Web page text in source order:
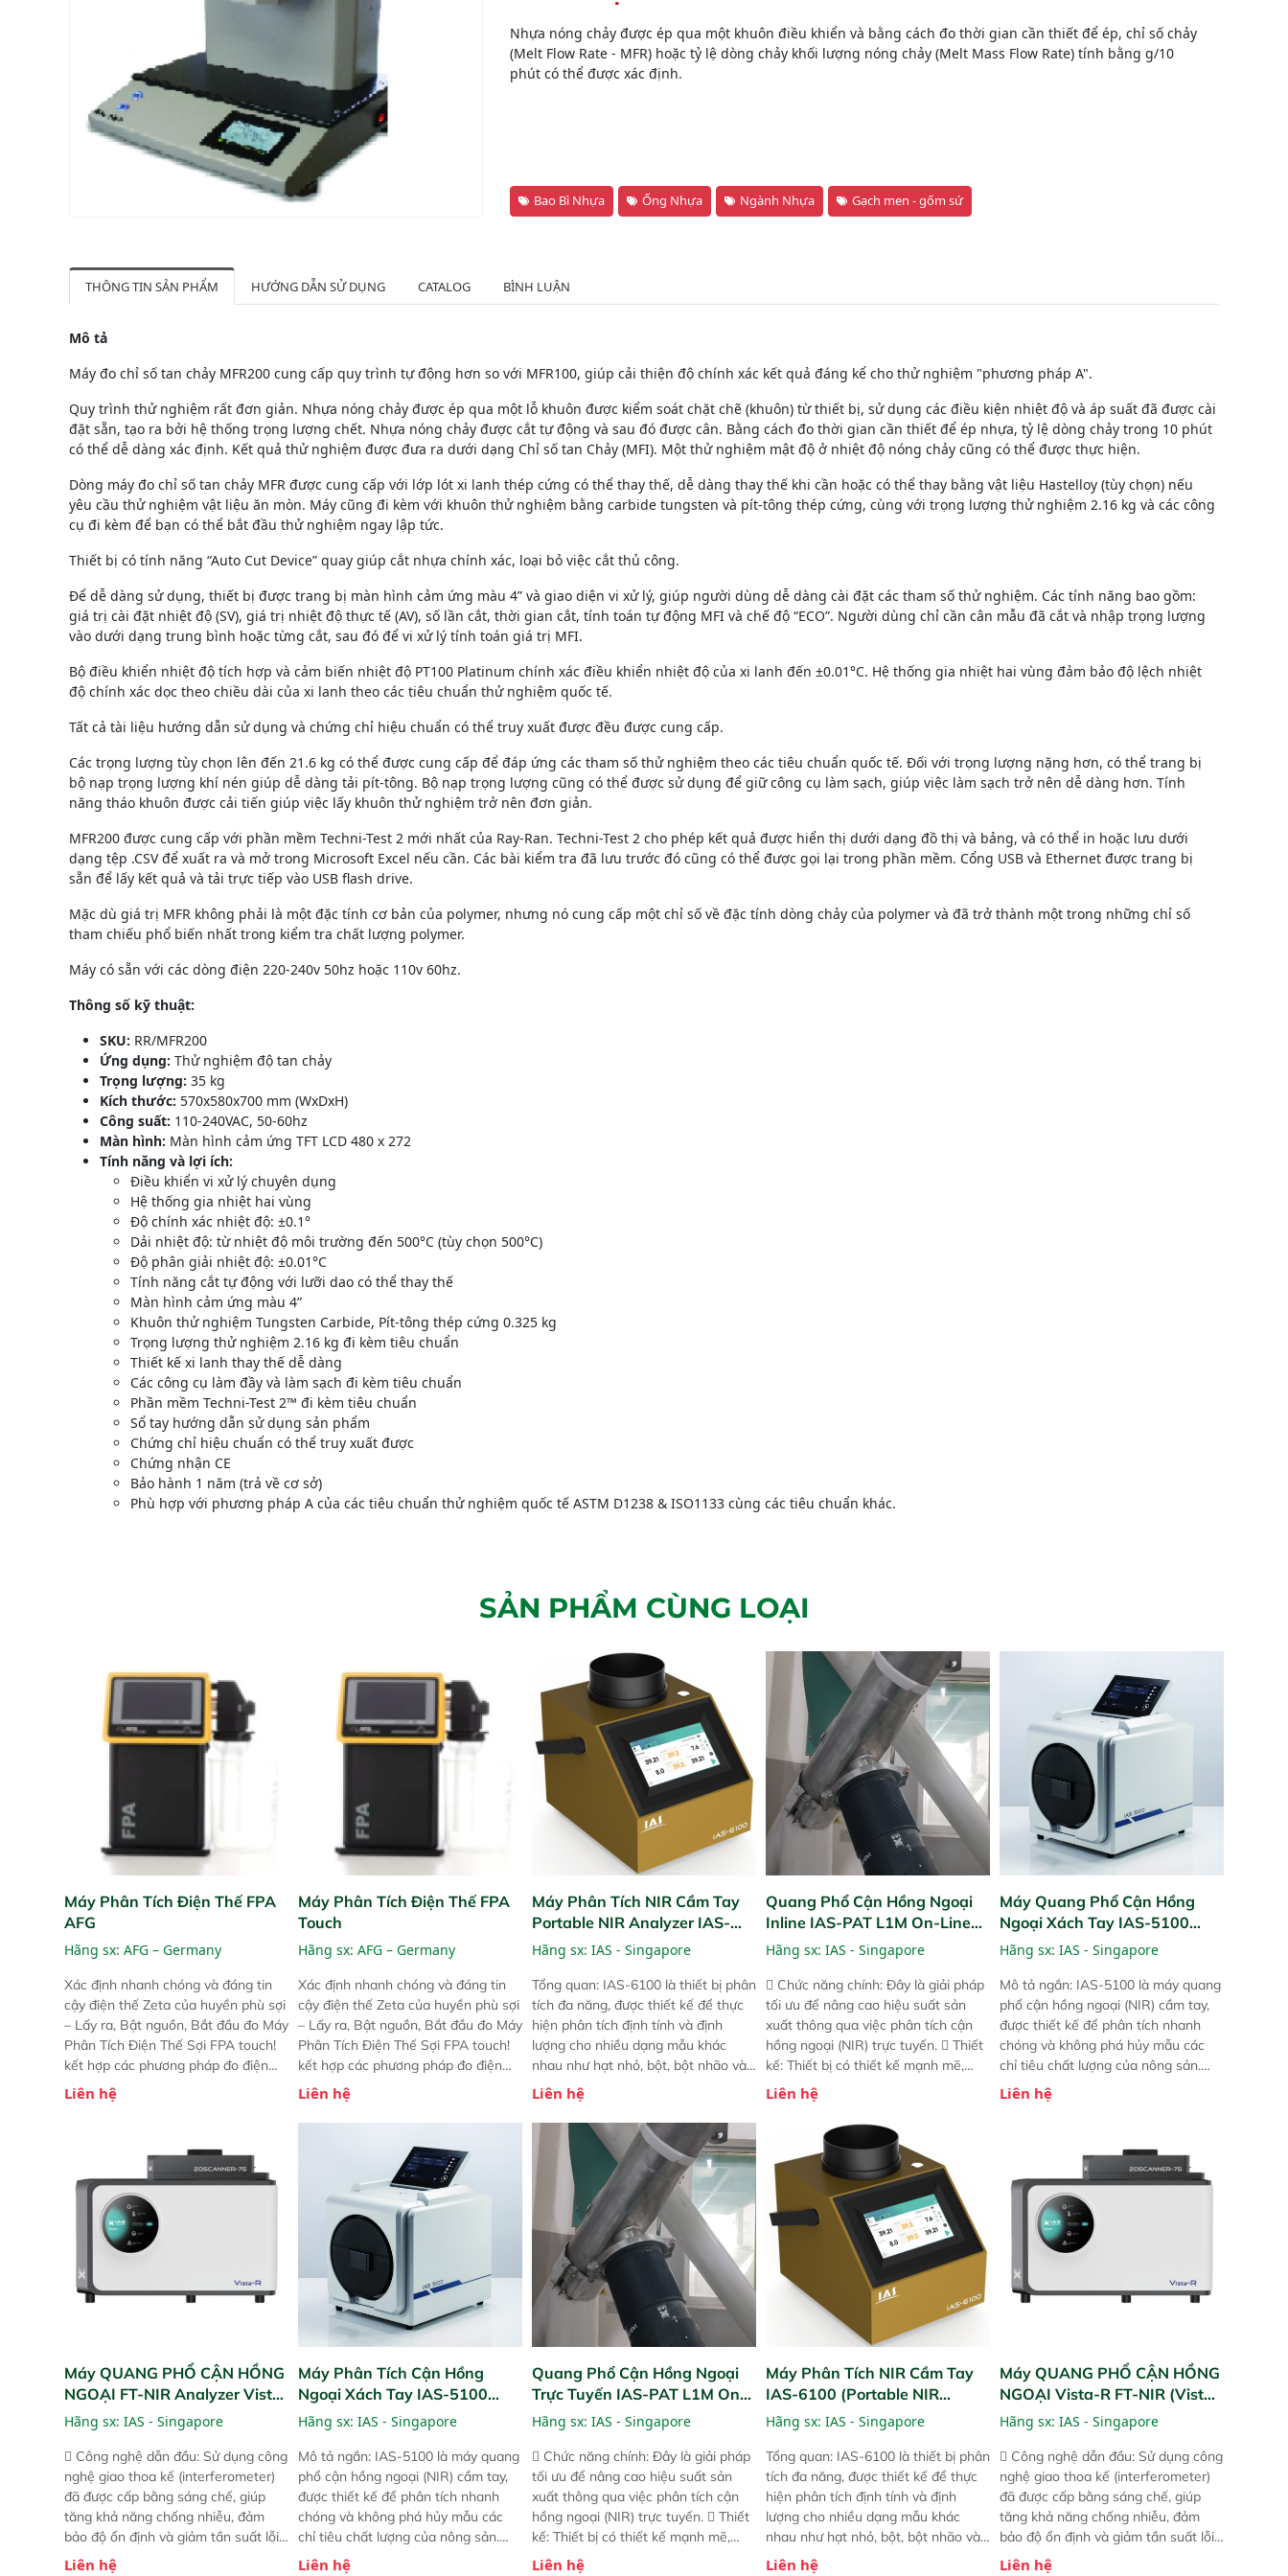
Nhựa nóng chảy được ép qua một khuôn điều khiển và bằng cách đo thời gian cần thiết để ép, chỉ số chảy
(Melt Flow Rate - MFR) hoặc tỷ lệ dòng chảy khối lượng nóng chảy (Melt Mass Flow Rate) tính bằng g/10
phút có thể được xác định.
Bao Bì Nhựa Ống Nhựa Ngành Nhựa Gạch men - gốm sứ
THÔNG TIN SẢN PHẨM HƯỚNG DẪN SỬ DỤNG CATALOG BÌNH LUẬN
Mô tả
Máy đo chỉ số tan chảy MFR200 cung cấp quy trình tự động hơn so với MFR100, giúp cải thiện độ chính xác kết quả đáng kể cho thử nghiệm "phương pháp A".
Quy trình thử nghiệm rất đơn giản. Nhựa nóng chảy được ép qua một lỗ khuôn được kiểm soát chặt chẽ (khuôn) từ thiết bị, sử dụng các điều kiện nhiệt độ và áp suất đã được cài
đặt sẵn, tạo ra bởi hệ thống trọng lượng chết. Nhựa nóng chảy được cắt tự động và sau đó được cân. Bằng cách đo thời gian cần thiết để ép nhựa, tỷ lệ dòng chảy trong 10 phút
có thể dễ dàng xác định. Kết quả thử nghiệm được đưa ra dưới dạng Chỉ số tan Chảy (MFI). Một thử nghiệm mật độ ở nhiệt độ nóng chảy cũng có thể được thực hiện.
Dòng máy đo chỉ số tan chảy MFR được cung cấp với lớp lót xi lanh thép cứng có thể thay thế, dễ dàng thay thế khi cần hoặc có thể thay bằng vật liệu Hastelloy (tùy chọn) nếu
yêu cầu thử nghiệm vật liệu ăn mòn. Máy cũng đi kèm với khuôn thử nghiệm bằng carbide tungsten và pít-tông thép cứng, cùng với trọng lượng thử nghiệm 2.16 kg và các công
cụ đi kèm để bạn có thể bắt đầu thử nghiệm ngay lập tức.
Thiết bị có tính năng “Auto Cut Device” quay giúp cắt nhựa chính xác, loại bỏ việc cắt thủ công.
Để dễ dàng sử dụng, thiết bị được trang bị màn hình cảm ứng màu 4” và giao diện vi xử lý, giúp người dùng dễ dàng cài đặt các tham số thử nghiệm. Các tính năng bao gồm:
giá trị cài đặt nhiệt độ (SV), giá trị nhiệt độ thực tế (AV), số lần cắt, thời gian cắt, tính toán tự động MFI và chế độ “ECO”. Người dùng chỉ cần cân mẫu đã cắt và nhập trọng lượng
vào dưới dạng trung bình hoặc từng cắt, sau đó để vi xử lý tính toán giá trị MFI.
Bộ điều khiển nhiệt độ tích hợp và cảm biến nhiệt độ PT100 Platinum chính xác điều khiển nhiệt độ của xi lanh đến ±0.01°C. Hệ thống gia nhiệt hai vùng đảm bảo độ lệch nhiệt
độ chính xác dọc theo chiều dài của xi lanh theo các tiêu chuẩn thử nghiệm quốc tế.
Tất cả tài liệu hướng dẫn sử dụng và chứng chỉ hiệu chuẩn có thể truy xuất được đều được cung cấp.
Các trọng lượng tùy chọn lên đến 21.6 kg có thể được cung cấp để đáp ứng các tham số thử nghiệm theo các tiêu chuẩn quốc tế. Đối với trọng lượng nặng hơn, có thể trang bị
bộ nạp trọng lượng khí nén giúp dễ dàng tải pít-tông. Bộ nạp trọng lượng cũng có thể được sử dụng để giữ công cụ làm sạch, giúp việc làm sạch trở nên dễ dàng hơn. Tính
năng tháo khuôn được cải tiến giúp việc lấy khuôn thử nghiệm trở nên đơn giản.
MFR200 được cung cấp với phần mềm Techni-Test 2 mới nhất của Ray-Ran. Techni-Test 2 cho phép kết quả được hiển thị dưới dạng đồ thị và bảng, và có thể in hoặc lưu dưới
dạng tệp .CSV để xuất ra và mở trong Microsoft Excel nếu cần. Các bài kiểm tra đã lưu trước đó cũng có thể được gọi lại trong phần mềm. Cổng USB và Ethernet được trang bị
sẵn để lấy kết quả và tải trực tiếp vào USB flash drive.
Mặc dù giá trị MFR không phải là một đặc tính cơ bản của polymer, nhưng nó cung cấp một chỉ số về đặc tính dòng chảy của polymer và đã trở thành một trong những chỉ số
tham chiếu phổ biến nhất trong kiểm tra chất lượng polymer.
Máy có sẵn với các dòng điện 220-240v 50hz hoặc 110v 60hz.
Thông số kỹ thuật:
SKU: RR/MFR200
Ứng dụng: Thử nghiệm độ tan chảy
Trọng lượng: 35 kg
Kích thước: 570x580x700 mm (WxDxH)
Công suất: 110-240VAC, 50-60hz
Màn hình: Màn hình cảm ứng TFT LCD 480 x 272
Tính năng và lợi ích:
Điều khiển vi xử lý chuyên dụng
Hệ thống gia nhiệt hai vùng
Độ chính xác nhiệt độ: ±0.1°
Dải nhiệt độ: từ nhiệt độ môi trường đến 500°C (tùy chọn 500°C)
Độ phân giải nhiệt độ: ±0.01°C
Tính năng cắt tự động với lưỡi dao có thể thay thế
Màn hình cảm ứng màu 4”
Khuôn thử nghiệm Tungsten Carbide, Pít-tông thép cứng 0.325 kg
Trọng lượng thử nghiệm 2.16 kg đi kèm tiêu chuẩn
Thiết kế xi lanh thay thế dễ dàng
Các công cụ làm đầy và làm sạch đi kèm tiêu chuẩn
Phần mềm Techni-Test 2™ đi kèm tiêu chuẩn
Sổ tay hướng dẫn sử dụng sản phẩm
Chứng chỉ hiệu chuẩn có thể truy xuất được
Chứng nhận CE
Bảo hành 1 năm (trả về cơ sở)
Phù hợp với phương pháp A của các tiêu chuẩn thử nghiệm quốc tế ASTM D1238 & ISO1133 cùng các tiêu chuẩn khác.
SẢN PHẨM CÙNG LOẠI
Máy Phân Tích Điện Thế FPA
AFG
Hãng sx: AFG – Germany
Xác định nhanh chóng và đáng tin
cậy điện thế Zeta của huyền phù sợi
– Lấy ra, Bật nguồn, Bắt đầu đo Máy
Phân Tích Điện Thế Sợi FPA touch!
kết hợp các phương pháp đo điện
thế Zeta đã được chứng minh với sự
đơn giản tuyệt vời trong thao tác và
trước đó. Nhưng so với các phiên
bản trước, FPA touch! nhỏ hơn và
nhẹ hơn đáng kể, đồng thời được
nâng cấp với các tính năng mới.
Liên hệ
Máy Phân Tích Điện Thế FPA
Touch
Hãng sx: AFG – Germany
Xác định nhanh chóng và đáng tin
cậy điện thế Zeta của huyền phù sợi
– Lấy ra, Bật nguồn, Bắt đầu đo Máy
Phân Tích Điện Thế Sợi FPA touch!
kết hợp các phương pháp đo điện
thế Zeta đã được chứng minh với sự
đơn giản tuyệt vời trong thao tác và
vận hành của các phiên bản FPA
trước đó. Nhưng so với các phiên
bản trước, FPA touch! nhỏ hơn và
nhẹ hơn đáng kể, đồng thời được
nâng cấp với các tính năng mới.
Liên hệ
Máy Phân Tích NIR Cầm Tay
Portable NIR Analyzer IAS-
6100
Hãng sx: IAS - Singapore
Tổng quan: IAS-6100 là thiết bị phân
tích đa năng, được thiết kế để thực
hiện phân tích định tính và định
lượng cho nhiều dạng mẫu khác
nhau như hạt nhỏ, bột, bột nhão và
chất lỏng. Thiết bị này cho phép bất
kỳ ai cũng có thể thực hiện phân tích
đa thành phần chỉ với một nút bấm
đơn giản, mọi lúc, mọi nơi. Chuyên
dùng : phân tích mẫu nguyên liệu
thức ăn chăn nuôi, nguyên liệu thực
phẩm, nông sản,..
Liên hệ
Quang Phổ Cận Hồng Ngoại
Inline IAS-PAT L1M On-Line
NIR
Hãng sx: IAS - Singapore
 Chức năng chính: Đây là giải pháp
tối ưu để nâng cao hiệu suất sản
xuất thông qua việc phân tích cận
hồng ngoại (NIR) trực tuyến.  Thiết
kế: Thiết bị có thiết kế mạnh mẽ,
mô-đun hóa, hỗ trợ tản nhiệt tăng
cường và đã qua kiểm tra áp suất
nghiêm ngặt.  Cam kết: Mang lại
khả năng theo dõi thông số theo
thời gian thực và trực quan hóa dữ
liệu để tăng chỉ số ROI cho doanh
nghiệp.
Liên hệ
Máy Quang Phổ Cận Hồng
Ngoại Xách Tay IAS-5100
Portable NIR Analyzer
Hãng sx: IAS - Singapore
Mô tả ngắn: IAS-5100 là máy quang
phổ cận hồng ngoại (NIR) cầm tay,
được thiết kế để phân tích nhanh
chóng và không phá hủy mẫu các
chỉ tiêu chất lượng của nông sản.
Phạm vi sử dụng: Thiết bị linh hoạt
cho nhiều kịch bản khác nhau như
xuất hoặc trực tiếp ngoài đồng
Liên hệ
Máy QUANG PHỔ CẬN HỒNG
NGOẠI FT-NIR Analyzer Vista-
R
Hãng sx: IAS - Singapore
 Công nghệ dẫn đầu: Sử dụng công
nghệ giao thoa kế (interferometer)
đã được cấp bằng sáng chế, giúp
tăng khả năng chống nhiễu, đảm
bảo độ ổn định và giảm tần suất lỗi.
 Phạm vi ứng dụng rộng: Đáp ứng
Liên hệ
Máy Phân Tích Cận Hồng
Ngoại Xách Tay IAS-5100
(Portable NIR Analyzer)
Hãng sx: IAS - Singapore
Mô tả ngắn: IAS-5100 là máy quang
phổ cận hồng ngoại (NIR) cầm tay,
được thiết kế để phân tích nhanh
chóng và không phá hủy mẫu các
chỉ tiêu chất lượng của nông sản.
Phạm vi sử dụng: Thiết bị linh hoạt
Liên hệ
Quang Phổ Cận Hồng Ngoại
Trực Tuyến IAS-PAT L1M On-
Line NIR
Hãng sx: IAS - Singapore
 Chức năng chính: Đây là giải pháp
tối ưu để nâng cao hiệu suất sản
xuất thông qua việc phân tích cận
hồng ngoại (NIR) trực tuyến.  Thiết
kế: Thiết bị có thiết kế mạnh mẽ,
mô-đun hóa, hỗ trợ tản nhiệt tăng
Liên hệ
Máy Phân Tích NIR Cầm Tay
IAS-6100 (Portable NIR
Analyzer)
Hãng sx: IAS - Singapore
Tổng quan: IAS-6100 là thiết bị phân
tích đa năng, được thiết kế để thực
hiện phân tích định tính và định
lượng cho nhiều dạng mẫu khác
nhau như hạt nhỏ, bột, bột nhão và
chất lỏng. Thiết bị này cho phép bất
Liên hệ
Máy QUANG PHỔ CẬN HỒNG
NGOẠI Vista-R FT-NIR (Vista-
R FT-NIR Analyzer)
Hãng sx: IAS - Singapore
 Công nghệ dẫn đầu: Sử dụng công
nghệ giao thoa kế (interferometer)
đã được cấp bằng sáng chế, giúp
tăng khả năng chống nhiễu, đảm
bảo độ ổn định và giảm tần suất lỗi.
 Phạm vi ứng dụng rộng: Đáp ứng
Liên hệ